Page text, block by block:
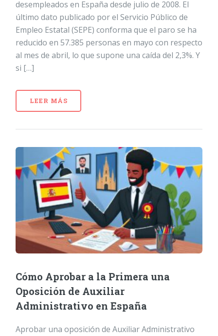
desempleados en España desde julio de 2008. El
último dato publicado por el Servicio Público de
Empleo Estatal (SEPE) conforma que el paro se ha
reducido en 57.385 personas en mayo con respecto
al mes de abril, lo que supone una caída del 2,3%. Y
si […]
LEER MÁS
Cómo Aprobar a la Primera una
Oposición de Auxiliar
Administrativo en España
Aprobar una oposición de Auxiliar Administrativo